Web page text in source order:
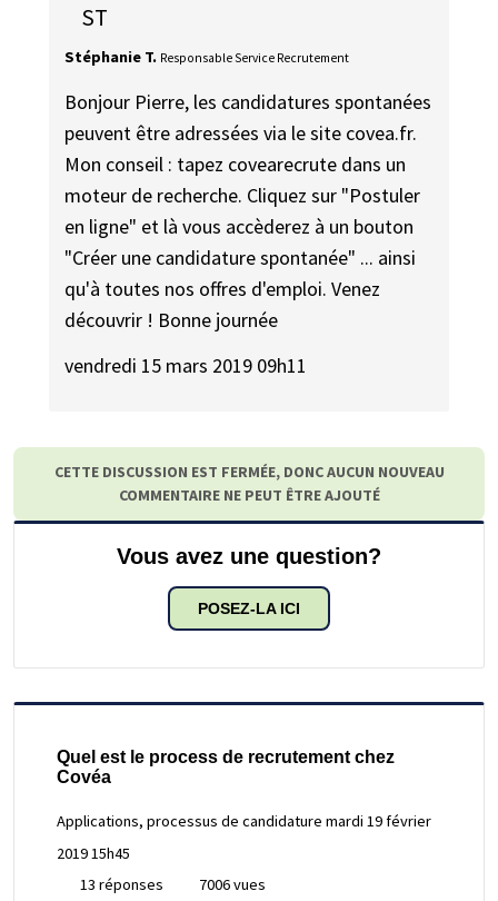
ST
Stéphanie T. Responsable Service Recrutement
Bonjour Pierre, les candidatures spontanées
peuvent être adressées via le site covea.fr.
Mon conseil : tapez covearecrute dans un
moteur de recherche. Cliquez sur "Postuler
en ligne" et là vous accèderez à un bouton
"Créer une candidature spontanée" ... ainsi
qu'à toutes nos offres d'emploi. Venez
découvrir ! Bonne journée
vendredi 15 mars 2019 09h11
CETTE DISCUSSION EST FERMÉE, DONC AUCUN NOUVEAU
COMMENTAIRE NE PEUT ÊTRE AJOUTÉ
Vous avez une question?
POSEZ-LA ICI
Quel est le process de recrutement chez
Covéa
Applications, processus de candidature mardi 19 février
2019 15h45
13 réponses
7006 vues